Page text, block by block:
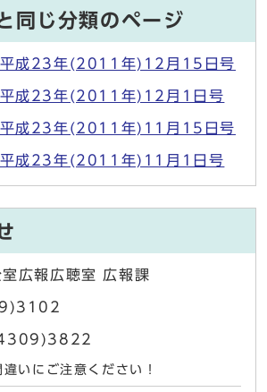
同じ分類のページ
成23年(2011年)12月15日号
成23年(2011年)12月1日号
成23年(2011年)11月15日号
成23年(2011年)11月1日号
広報広聴室 広報課
いにご注意ください！